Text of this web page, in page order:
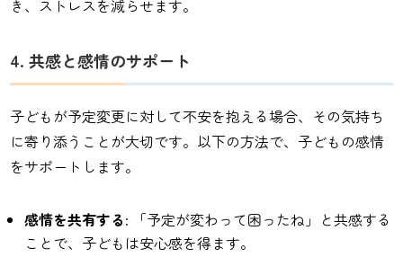
き、ストレスを減らせます。
4. 共感と感情のサポート
子どもが予定変更に対して不安を抱える場合、その気持ち
に寄り添うことが大切です。以下の方法で、子どもの感情
をサポートします。
感情を共有する: 「予定が変わって困ったね」と共感する
ことで、子どもは安心感を得ます。